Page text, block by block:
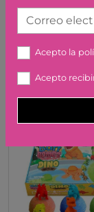
Correo
Acepto la
Acepto